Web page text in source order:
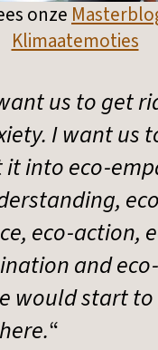
onze
Klimaatemoties
us to get
I want us
it into eco-
eco-action,
and
would start
“